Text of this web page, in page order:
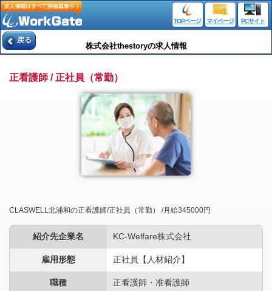
TOPページ マイページ PCサイト
戻る
株式会社thestoryの求人情報
正看護師 / 正社員（常勤）
CLASWELL北浦和の正看護師/正社員（常勤） /月給345000円
紹介先企業名 KC-Welfare株式会社
雇用形態 正社員【人材紹介】
職種 正看護師・准看護師